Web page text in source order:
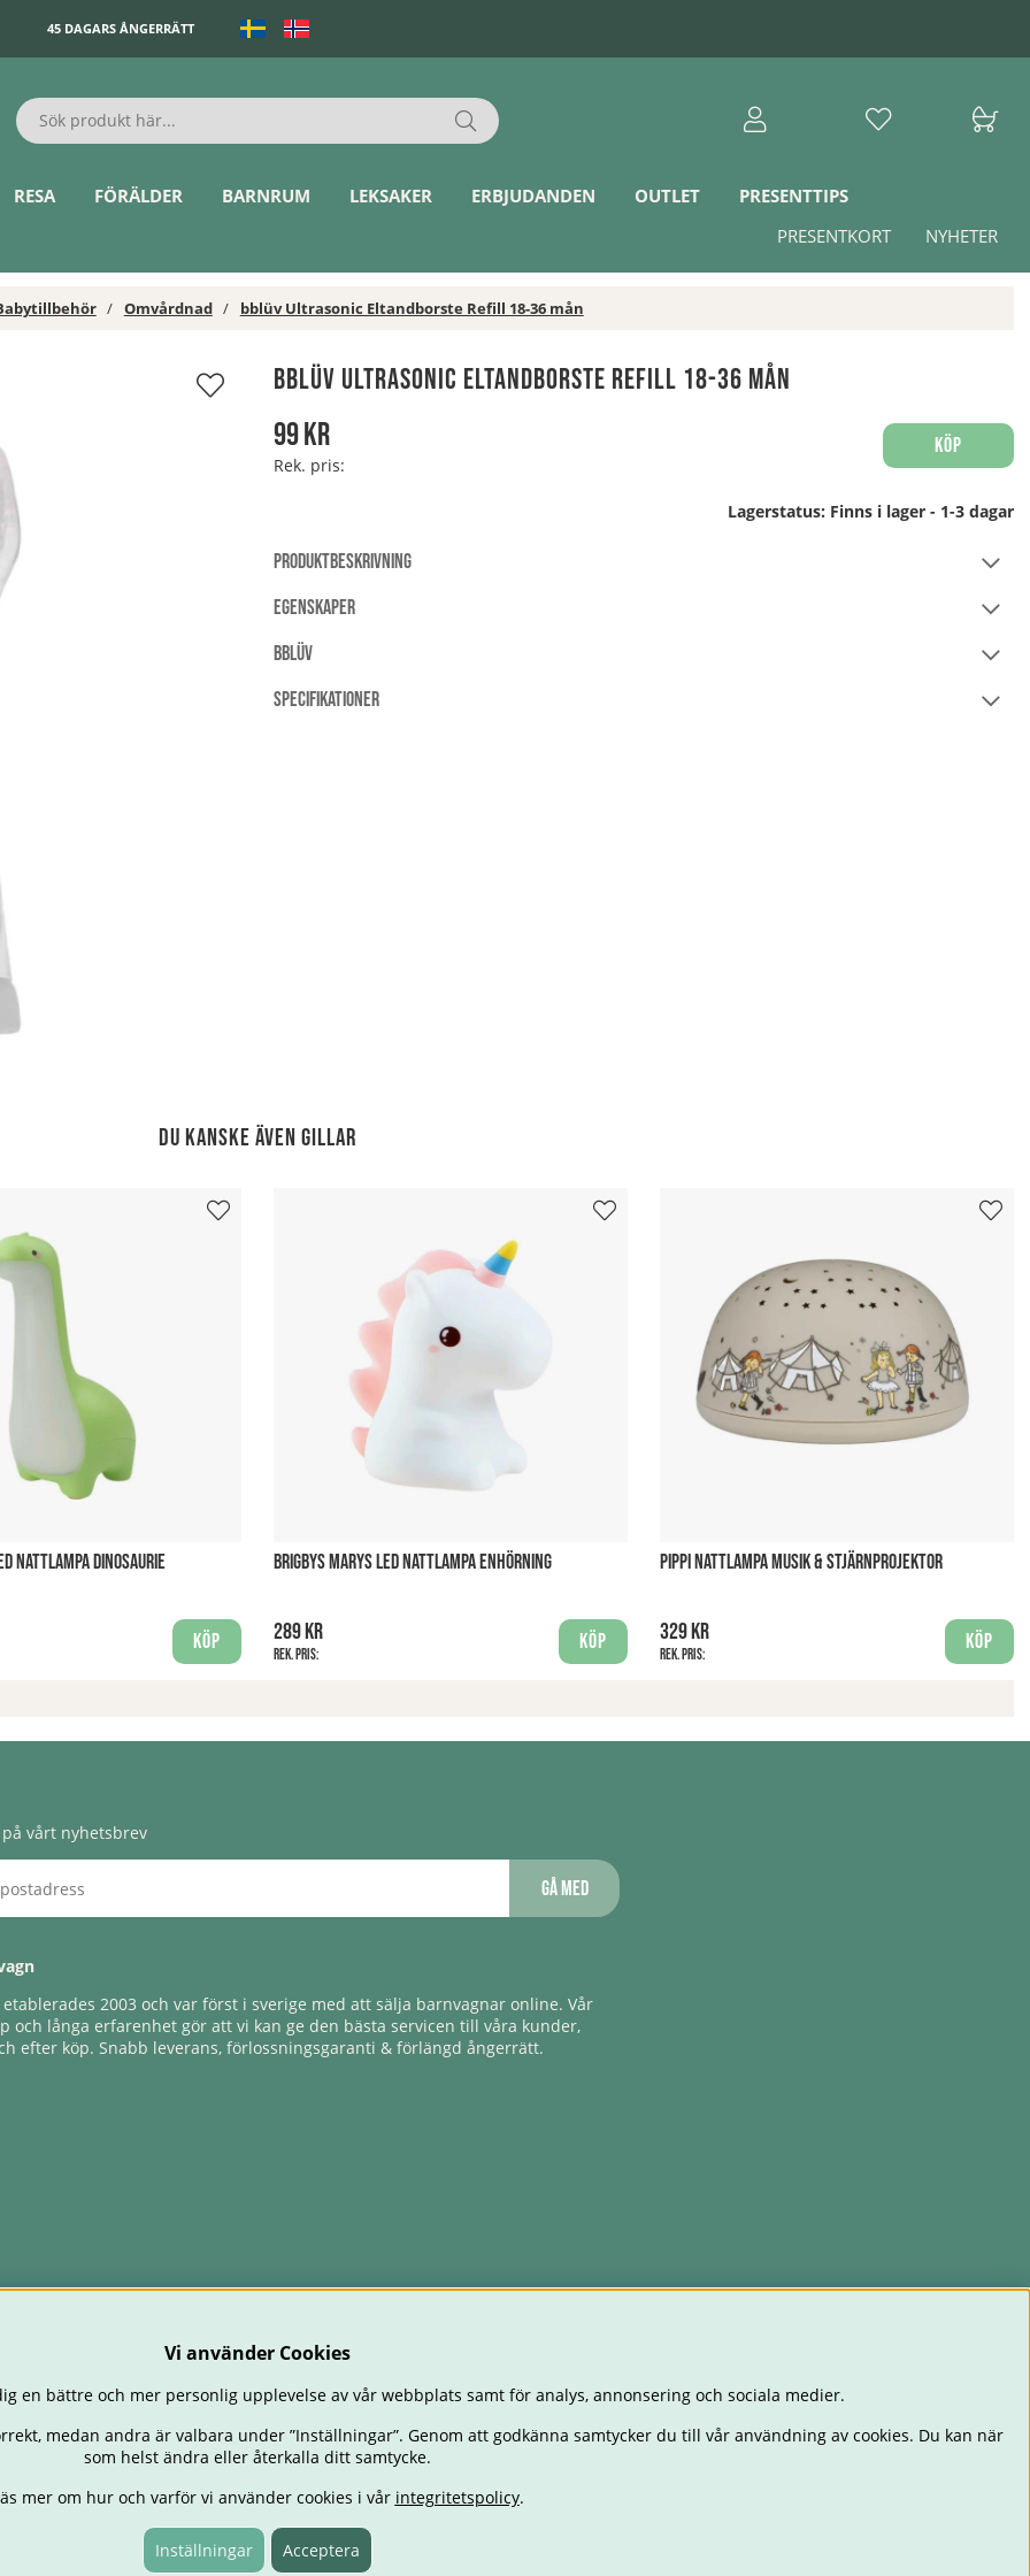
45 DAGARS ÅNGERRÄTT
RESA FÖRÄLDER BARNRUM LEKSAKER ERBJUDANDEN OUTLET
PRESENTTIPS
NYHETER
PRESENTKORT
Omvårdnad bblüv Ultrasonic Eltandborste Refill 18-36 mån
bblüv Ultrasonic Eltandborste Refill 18-36 mån
99kr
Rek. pris:
Köp
Lagerstatus: Finns i lager - 1-3 dagar
PRODUKTBESKRIVNING
EGENSKAPER
BBLÜV
SPECIFIKATIONER
Du kanske även gillar
NATTLAMPA DINOSAURIE
Köp
BRIGBYS MARYS LED NATTLAMPA ENHÖRNING
289 kr
Rek. pris:
Köp
PIPPI NATTLAMPA MUSIK & STJÄRNPROJEKTOR
329 kr
Rek. pris:
Köp
vårt nyhetsbrev
Gå med
2003 och var först i sverige med att sälja barnvagnar online. Vår
och långa erfarenhet gör att vi kan ge den bästa servicen till våra kunder,
efter köp. Snabb leverans, förlossningsgaranti & förlängd ångerrätt.
BABY ÄTA & MATA RESA FÖRÄLDER BARNRUM
LEKSAKER
ERBJUDANDEN
OUTLET PRESENTTIPS
Vi använder Cookies
en bättre och mer personlig upplevelse av vår webbplats samt för analys, annonsering och sociala medier.
medan andra är valbara under ”Inställningar”. Genom att godkänna samtycker du till vår användning av cookies. Du kan när
som helst ändra eller återkalla ditt samtycke.
mer om hur och varför vi använder cookies i vår integritetspolicy.
Inställningar Acceptera